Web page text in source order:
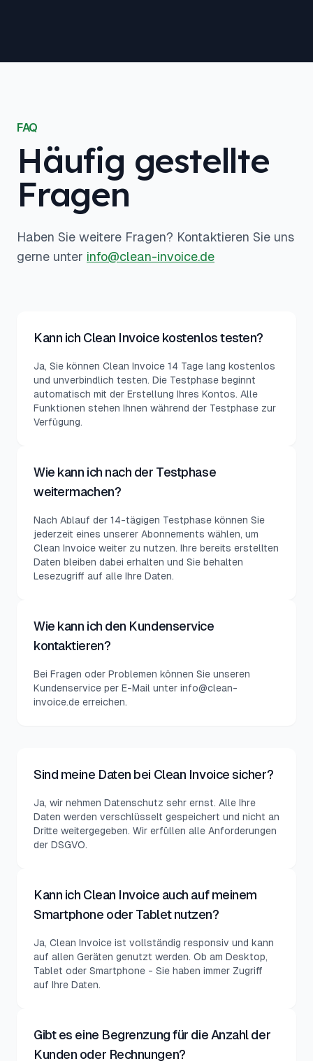
FAQ
Häufig gestellte
Fragen
Haben Sie weitere Fragen? Kontaktieren Sie uns
gerne unter info@clean-invoice.de
Kann ich Clean Invoice kostenlos testen?
Ja, Sie können Clean Invoice 14 Tage lang kostenlos
und unverbindlich testen. Die Testphase beginnt
automatisch mit der Erstellung Ihres Kontos. Alle
Funktionen stehen Ihnen während der Testphase zur
Verfügung.
Wie kann ich nach der Testphase
weitermachen?
Nach Ablauf der 14-tägigen Testphase können Sie
jederzeit eines unserer Abonnements wählen, um
Clean Invoice weiter zu nutzen. Ihre bereits erstellten
Daten bleiben dabei erhalten und Sie behalten
Lesezugriff auf alle Ihre Daten.
Wie kann ich den Kundenservice
kontaktieren?
Bei Fragen oder Problemen können Sie unseren
Kundenservice per E-Mail unter info@clean-
invoice.de erreichen.
Sind meine Daten bei Clean Invoice sicher?
Ja, wir nehmen Datenschutz sehr ernst. Alle Ihre
Daten werden verschlüsselt gespeichert und nicht an
Dritte weitergegeben. Wir erfüllen alle Anforderungen
der DSGVO.
Kann ich Clean Invoice auch auf meinem
Smartphone oder Tablet nutzen?
Ja, Clean Invoice ist vollständig responsiv und kann
auf allen Geräten genutzt werden. Ob am Desktop,
Tablet oder Smartphone - Sie haben immer Zugriff
auf Ihre Daten.
Gibt es eine Begrenzung für die Anzahl der
Kunden oder Rechnungen?